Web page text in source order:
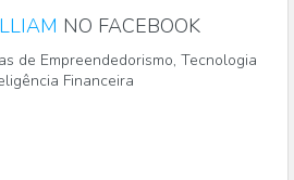
NO FACEBOOK
de Empreendedorismo, Tecnologia
Financeira